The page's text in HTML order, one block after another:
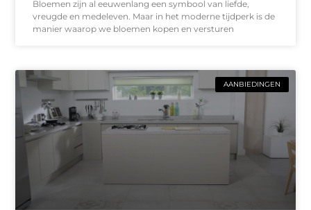
Bloemen zijn al eeuwenlang een symbool van liefde,
vreugde en medeleven. Maar in het moderne tijdperk is de
manier waarop we bloemen kopen en versturen
AANBIEDINGEN